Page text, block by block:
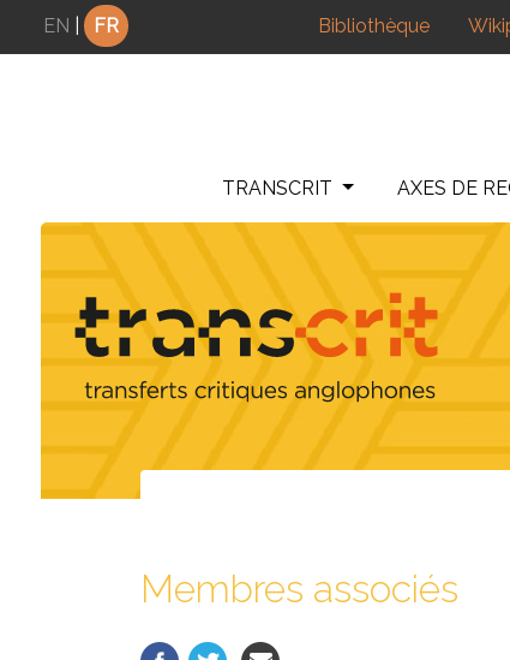
Panneau de gestion des cookies
EN FR Bibliothèque
TRANSCRIT AXES DE
Membres associés